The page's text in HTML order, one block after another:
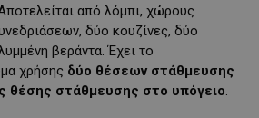
από λόμπι, χώρους
δύο κουζίνες, δύο
βεράντα. Έχει το
χρήσης δύο θέσεων στάθμευσης
θέσης στάθμευσης στο υπόγειο